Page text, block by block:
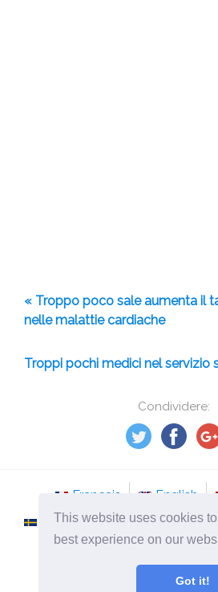
This website uses cookies
best experience on our
Got it!
Condividere:
« Troppo poco sale aumenta il
nelle malattie cardiache
Troppi pochi medici nel servizio
Français English
Svenska
Norsk
it.tso-